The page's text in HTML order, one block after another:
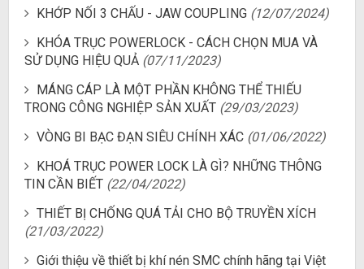
KHỚP NỐI 3 CHẤU - JAW COUPLING (12/07/2024)
KHÓA TRỤC POWERLOCK - CÁCH CHỌN MUA VÀ
SỬ DỤNG HIỆU QUẢ (07/11/2023)
MÁNG CÁP LÀ MỘT PHẦN KHÔNG THỂ THIẾU
TRONG CÔNG NGHIỆP SẢN XUẤT (29/03/2023)
VÒNG BI BẠC ĐẠN SIÊU CHÍNH XÁC (01/06/2022)
KHOÁ TRỤC POWER LOCK LÀ GÌ? NHỮNG THÔNG
TIN CẦN BIẾT (22/04/2022)
THIẾT BỊ CHỐNG QUÁ TẢI CHO BỘ TRUYỀN XÍCH
(21/03/2022)
Giới thiệu về thiết bị khí nén SMC chính hãng tại Việt